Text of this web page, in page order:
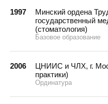
1997
Минский ордена
государственный
(стоматология)
Базовое образование
2006
ЦНИИС и ЧЛХ, г.
практики)
Ординатура